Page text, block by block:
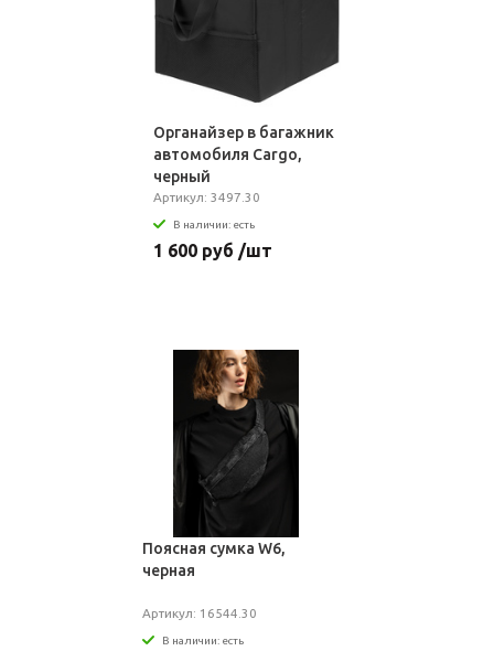
Органайзер в багажник
автомобиля Cargo,
черный
Артикул: 3497.30
В наличии: есть
1 600 руб /шт
Поясная сумка W6,
черная
Артикул: 16544.30
В наличии: есть